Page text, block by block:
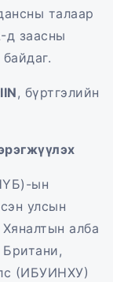
талаар
д заасны
, бүртгэлийн
ын
улсын
алба
(ИБУИНХУ)